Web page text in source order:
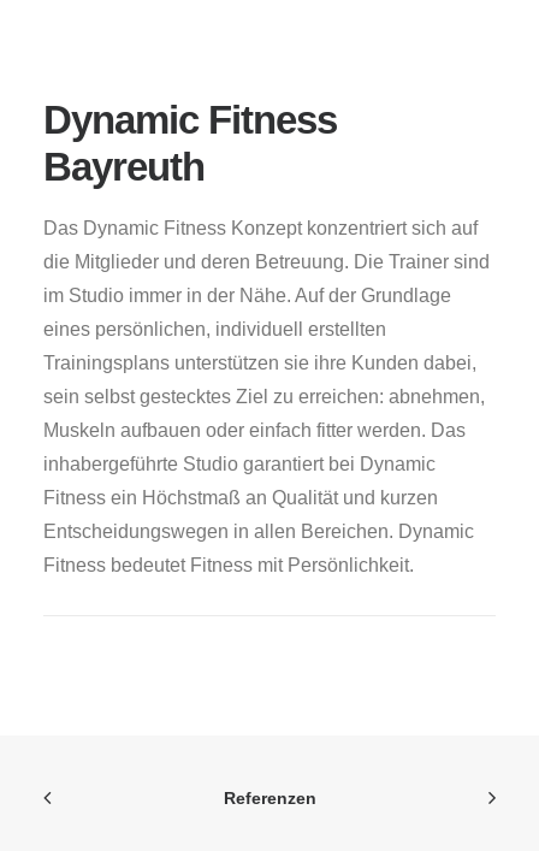
Dynamic Fitness
Bayreuth
Das Dynamic Fitness Konzept konzentriert sich auf
die Mitglieder und deren Betreuung. Die Trainer sind
im Studio immer in der Nähe. Auf der Grundlage
eines persönlichen, individuell erstellten
Trainingsplans unterstützen sie ihre Kunden dabei,
sein selbst gestecktes Ziel zu erreichen: abnehmen,
Muskeln aufbauen oder einfach fitter werden. Das
inhabergeführte Studio garantiert bei Dynamic
Fitness ein Höchstmaß an Qualität und kurzen
Entscheidungswegen in allen Bereichen. Dynamic
Fitness bedeutet Fitness mit Persönlichkeit.
Referenzen